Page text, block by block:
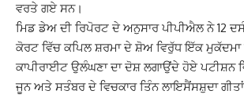
ਵਰਤੇ ਗਏ ਸਨ।
ਮਿਡ ਡੇਅ ਦੀ ਰਿਪੋਰਟ ਦੇ ਅਨੁਸਾਰ ਪੀਪੀਐਲ ਨੇ 12
ਕੋਰਟ ਵਿੱਚ ਕਪਿਲ ਸ਼ਰਮਾ ਦੇ ਸ਼ੋਅ ਵਿਰੁੱਧ ਇੱਕ ਮੁਕੱਦਮਾ
ਕਾਪੀਰਾਈਟ ਉਲੰਘਣਾ ਦਾ ਦੋਸ਼ ਲਗਾਉਂਦੇ ਹੋਏ ਪਟੀਸ਼ਨ
ਜੂਨ ਅਤੇ ਸਤੰਬਰ ਦੇ ਵਿਚਕਾਰ ਤਿੰਨ ਲਾਇਸੈਂਸਸ਼ੁਦਾ ਗੀਤਾਂ